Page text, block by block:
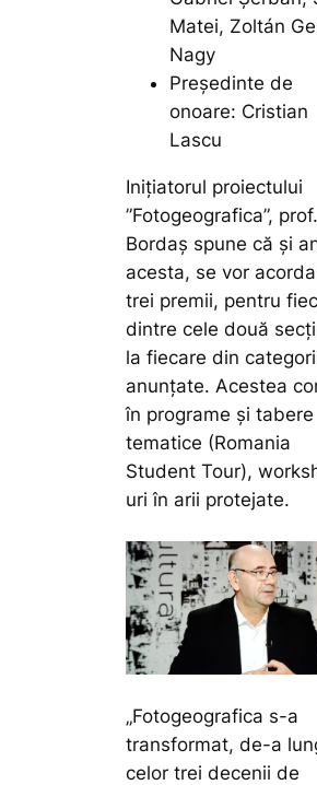
Matei, Zoltán
Nagy
Președinte de
onoare: Cristian
Lascu
Inițiatorul proiectului
”Fotogeografica”,
Bordaș spune că și
acesta, se vor
trei premii, pentru
dintre cele două
la fiecare din
anunțate. Acestea
în programe şi tabere
tematice (Romania
Student Tour),
uri în arii protejate.
„Fotogeografica s-a
transformat, de-a
celor trei decenii de